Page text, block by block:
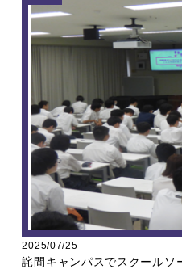
2025/07/25
詫間キャンパスでスクールソ